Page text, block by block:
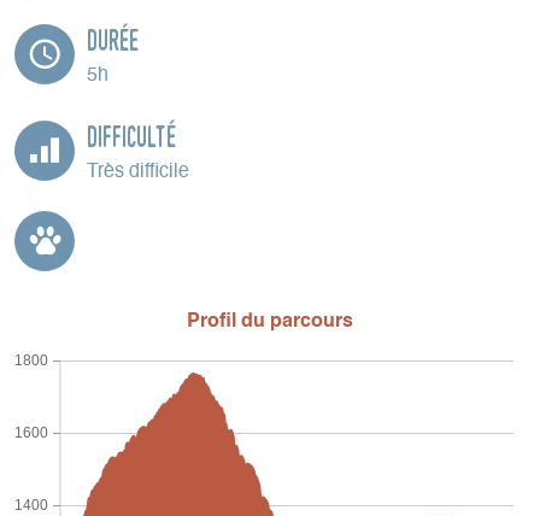
Durée
5h
Difficulté
Très difficile
Profil du parcours
1400
1600
1800